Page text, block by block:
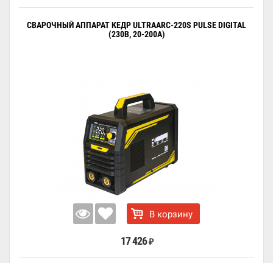
СВАРОЧНЫЙ АППАРАТ КЕДР ULTRAARC-220S PULSE DIGITAL
(230В, 20-200А)
В корзину
17 426 ₽